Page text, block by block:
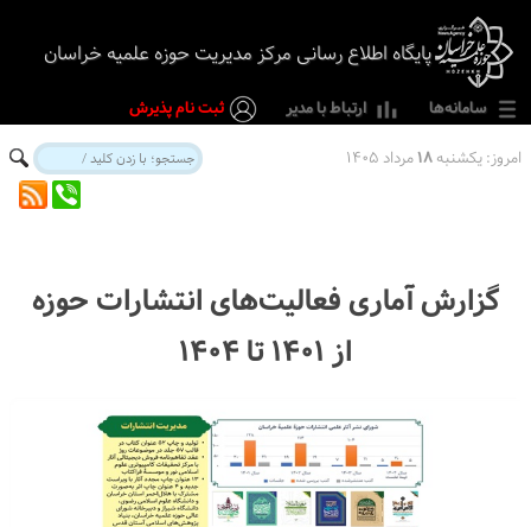
پایگاه اطلاع رسانی مرکز مدیریت حوزه علمیه خراسان
امروز:یکشنبه۱۸مرداد ۱۴۰۵
سامانه‌ها ارتباط با مدیر ثبت نام پذیرش
گزارش آماری فعالیت‌های انتشارات حوزه
از ۱۴۰۱ تا ۱۴۰۴